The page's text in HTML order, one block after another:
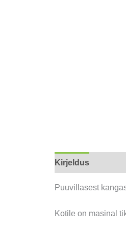
Kirjeldus
Puuvillasest
Kotile on masinal